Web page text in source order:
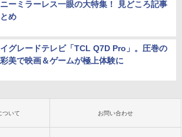
ーミラーレス一眼の大特集！ 見どころ記事
め
グレードテレビ「TCL Q7D Pro」。圧巻の
美で映画＆ゲームが極上体験に
ついて お問い合わせ